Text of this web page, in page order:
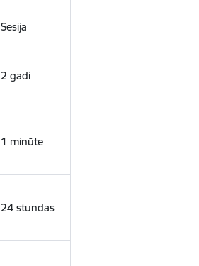
Sesija
2 gadi
1 minūte
24 stundas